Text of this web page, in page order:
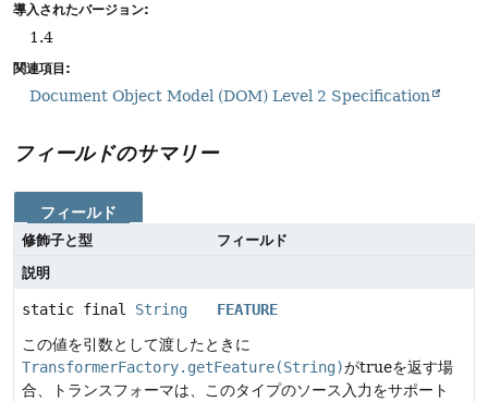
導入されたバージョン:
1.4
関連項目:
Document Object Model (DOM) Level 2 Specification
フィールドのサマリー
フィールド
修飾子と型
フィールド
説明
static final String
FEATURE
この値を引数として渡したときに
TransformerFactory.getFeature(String)がtrueを返す場
合、トランスフォーマは、このタイプのソース入力をサポート